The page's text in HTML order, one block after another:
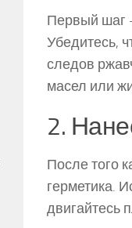
Первый шаг
Убедитесь,
следов
масел или
2.
После того
герметика.
двигайтесь